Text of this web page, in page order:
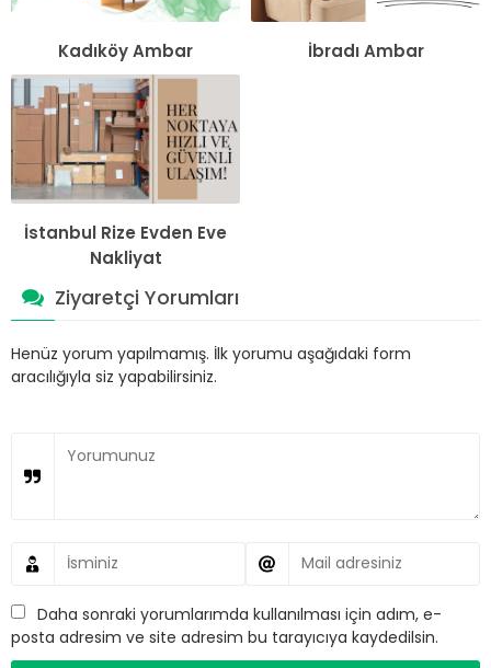
Kadıköy Ambar İbradı Ambar
İstanbul Rize Evden Eve
Nakliyat
Ziyaretçi Yorumları
Henüz yorum yapılmamış. İlk yorumu aşağıdaki form
aracılığıyla siz yapabilirsiniz.
Daha sonraki yorumlarımda kullanılması için adım, e-
posta adresim ve site adresim bu tarayıcıya kaydedilsin.